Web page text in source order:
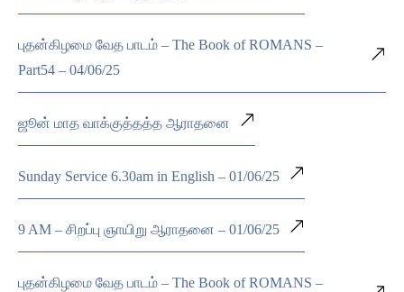
புதன்கிழமை வேத பாடம் – The Book of ROMANS –
Part54 – 04/06/25
ஜூன் மாத வாக்குத்தத்த ஆராதனை
Sunday Service 6.30am in English – 01/06/25
9 AM – சிறப்பு ஞாயிறு ஆராதனை – 01/06/25
புதன்கிழமை வேத பாடம் – The Book of ROMANS –